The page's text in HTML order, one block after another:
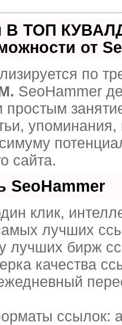
В ТОП
от
по
SeoHammer
простым
сайта.
SeoHammer
клик,
лучших
лучших бирж
качества
ссылок: